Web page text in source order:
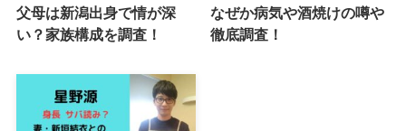
父母は新潟出身で情が深
い？家族構成を調査！
なぜか病気や酒焼けの噂や
徹底調査！